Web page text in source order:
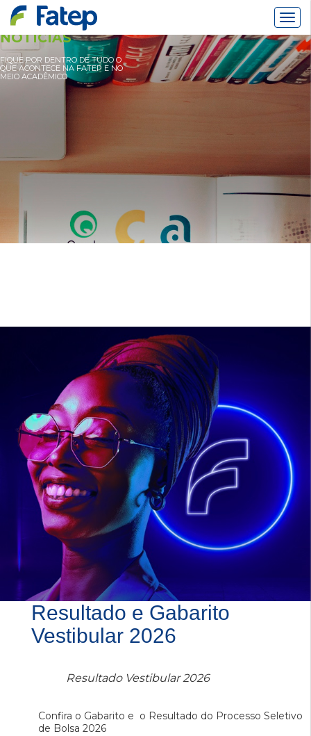
NOTÍCIAS
FIQUE POR DENTRO DE TUDO O
QUE ACONTECE NA FATEP E NO
MEIO ACADÊMICO
Resultado e Gabarito
Vestibular 2026
Resultado Vestibular 2026
Confira o Gabarito e o Resultado do Processo Seletivo
de Bolsa 2026